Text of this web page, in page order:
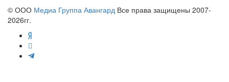
© ООО Медиа Группа Авангард Все права защищены 2007-
2026гг.